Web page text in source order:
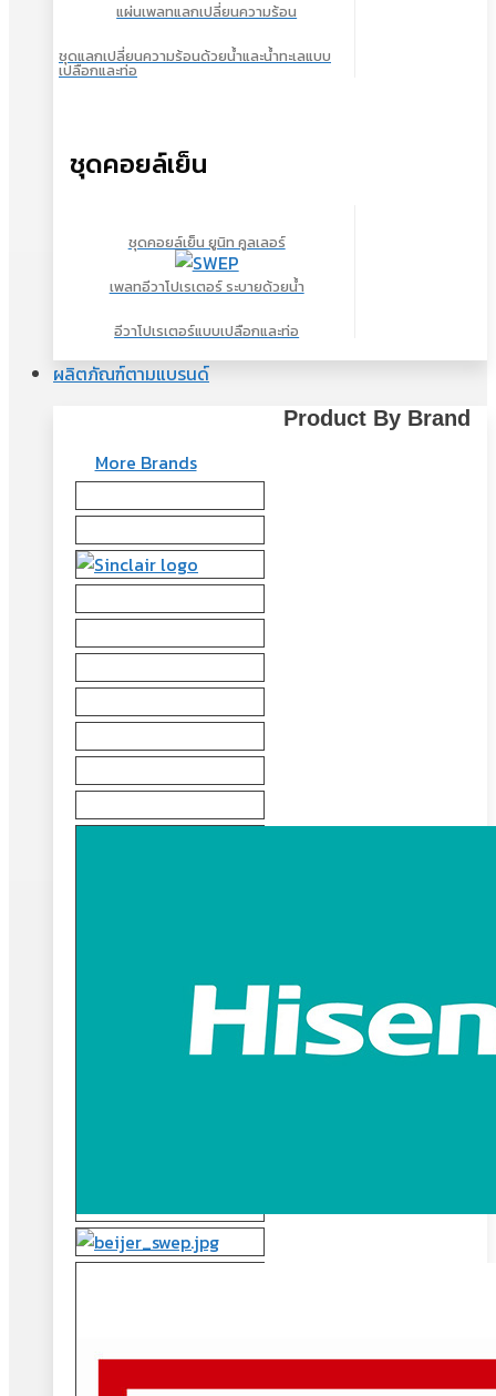
แผ่นเพลทแลกเปลี่ยนความร้อน
ชุดแลกเปลี่ยนความร้อนด้วยน้ำและน้ำทะเลแบบ
เปลือกและท่อ
ชุดคอยล์เย็น
ชุดคอยล์เย็น ยูนิท คูลเลอร์
เพลทอีวาโปเรเตอร์ ระบายด้วยน้ำ
อีวาโปเรเตอร์แบบเปลือกและท่อ
ผลิตภัณฑ์ตามแบรนด์
Product By Brand
More Brands